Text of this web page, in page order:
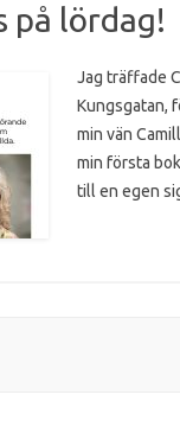
på lördag!
Jag träffade
Kungsgatan,
min vän
min första
till en egen